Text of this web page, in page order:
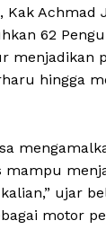
Kak Achmad
62
menjadikan
hingga
mampu
ujar
motor